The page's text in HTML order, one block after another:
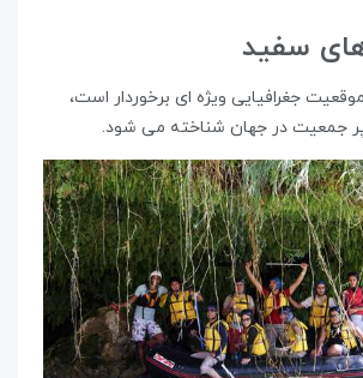
سفید
جغرافیایی ویژه ای برخوردار است،
جمعیت در جهان شناخته می شود.